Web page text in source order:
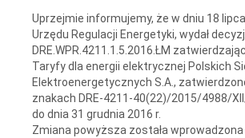
Uprzejmie informujemy, że w dniu 18
Urzędu Regulacji Energetyki, wydał
DRE.WPR.4211.1.5.2016.ŁM
Taryfy dla energii elektrycznej Polskich
Elektroenergetycznych S.A.,
znakach DRE-4211-40(22)/2015/4988/
do dnia 31 grudnia 2016 r.
Zmiana powyższa została